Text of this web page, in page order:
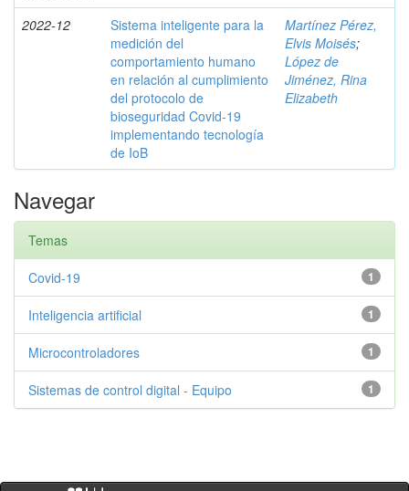
2022-12
Sistema inteligente para la
medición del
comportamiento humano
en relación al cumplimiento
del protocolo de
bioseguridad Covid-19
implementando tecnología
de IoB
Martínez Pérez,
Elvis Moisés;
López de
Jiménez, Rina
Elizabeth
Navegar
Temas
1
Covid-19
1
Inteligencia artificial
1
Microcontroladores
1
Sistemas de control digital - Equipo